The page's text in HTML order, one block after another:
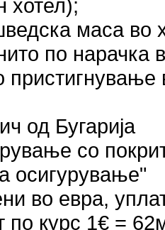
хотел);
маса во
по нарачка
пристигнување
од Бугарија
со
осигурување"
во евра,
по курс 1€ =